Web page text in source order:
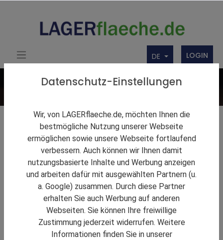
DE LOGIN
Lagerlösungen
Firmenbörse
Über uns
Produkte
RATGEBER NAVIGATION
Datenschutz-Einstellungen
Wir, von LAGERflaeche.de, möchten Ihnen die
bestmögliche Nutzung unserer Webseite
ermöglichen sowie unsere Webseite fortlaufend
verbessern. Auch können wir Ihnen damit
nutzungsbasierte Inhalte und Werbung anzeigen
und arbeiten dafür mit ausgewählten Partnern (u.
a. Google) zusammen. Durch diese Partner
erhalten Sie auch Werbung auf anderen
Webseiten. Sie können Ihre freiwillige
Zustimmung jederzeit widerrufen. Weitere
Informationen finden Sie in unserer